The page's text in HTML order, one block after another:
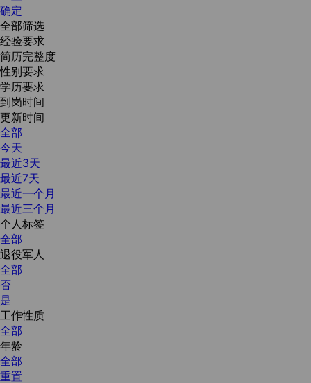
确定
全部筛选
经验要求
简历完整度
性别要求
学历要求
到岗时间
更新时间
全部
今天
最近3天
最近7天
最近一个月
最近三个月
个人标签
全部
退役军人
全部
否
是
工作性质
全部
年龄
全部
重置